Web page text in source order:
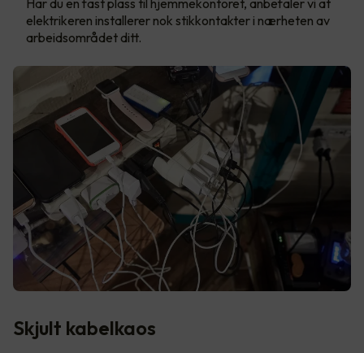
elektrikeren installerer nok stikkontakter i nærheten av
arbeidsområdet ditt.
Skjult kabelkaos